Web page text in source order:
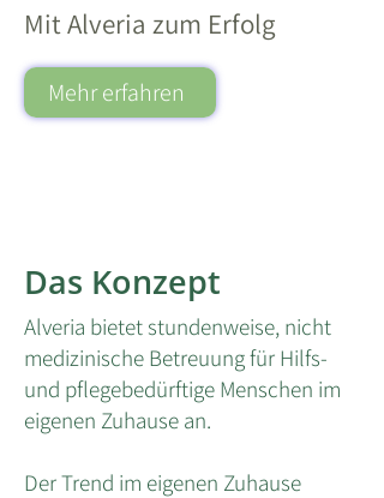
Mit Alveria zum Erfolg
Mehr erfahren
Das Konzept
Alveria bietet stundenweise, nicht
medizinische Betreuung für Hilfs-
und pflegebedürftige Menschen im
eigenen Zuhause an.
Der Trend im eigenen Zuhause